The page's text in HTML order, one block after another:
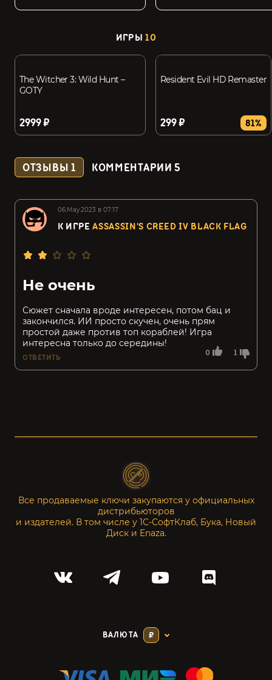
ИГРЫ 10
The Witcher 3: Wild Hunt –
GOTY
2999 ₽
Resident Evil HD Remaster
299 ₽ 81%
ОТЗЫВЫ1 КОММЕНТАРИИ5
06.May.2023 в 07:17
К ИГРЕASSASSIN'S CREED IV BLACK FLAG
0 1
Не очень
Сюжет сначала вроде интересен, потом бац и
закончился. ИИ просто скучен, очень прям
простой даже против топ кораблей! Игра
интересна только до середины!
ОТВЕТИТЬ
Все продаваемые ключи закупаются у официальных
дистрибьюторов
и издателей. В том числе у 1С-СофтКлаб, Бука, Новый
Диск и Enaza.
ВАЛЮТА ₽